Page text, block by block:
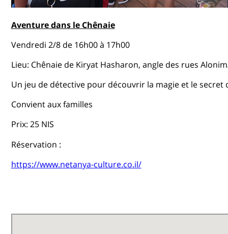
Aventure dans le Chênaie
Vendredi 2/8 de 16h00 à 17h00
Lieu: Chênaie de Kiryat Hasharon, angle des rues
Un jeu de détective pour découvrir la magie et le secret
Convient aux familles
Prix​​: 25 NIS
Réservation :
https://www.netanya-culture.co.il/